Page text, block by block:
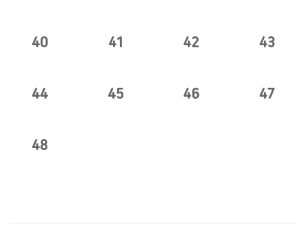
40 41 42 43
44 45 46 47
48